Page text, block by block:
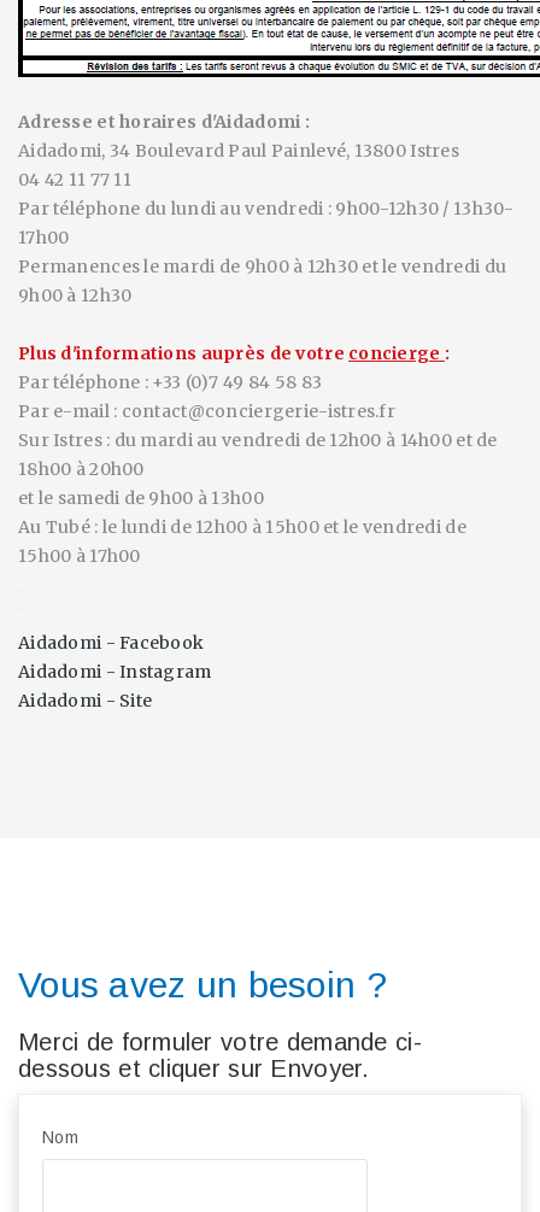
Adresse et horaires d'Aidadomi :
Aidadomi, 34 Boulevard Paul Painlevé, 13800 Istres
04 42 11 77 11
Par téléphone du lundi au vendredi : 9h00-12h30 / 13h30-
17h00
Permanences le mardi de 9h00 à 12h30 et le vendredi du
9h00 à 12h30
Plus d'informations auprès de votre concierge :
Par téléphone : +33 (0)7 49 84 58 83
Par e-mail : contact@conciergerie-istres.fr
Sur Istres : du mardi au vendredi de 12h00 à 14h00 et de
18h00 à 20h00
et le samedi de 9h00 à 13h00
Au Tubé : le lundi de 12h00 à 15h00 et le vendredi de
15h00 à 17h00
Aidadomi - Facebook
Aidadomi - Instagram
Aidadomi - Site
Vous avez un besoin ?
Merci de formuler votre demande ci-
dessous et cliquer sur Envoyer.
Nom